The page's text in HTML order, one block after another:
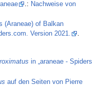
.: Nachweise von
(Araneae) of Balkan
Version 2021.
.
in „araneae - Spiders
auf den Seiten von Pierre